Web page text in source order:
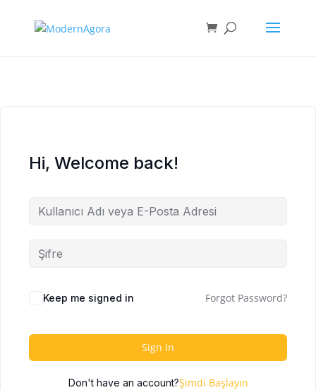
Hi, Welcome back!
Keep me signed in Forgot Password?
Sign In
Don't have an account?Şimdi Başlayın